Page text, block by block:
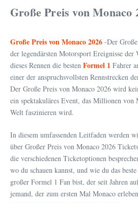
Große Preis von Monaco
Große Preis von Monaco 2026 -Der
der legendärsten Motorsport Ereignisse der
dieses Rennen die besten Formel 1 Fahrer
einer der anspruchsvollsten Rennstrecken
Der Große Preis von Monaco 2026 wird
ein spektakuläres Event, das Millionen von
Welt faszinieren wird.
In diesem umfassenden Leitfaden werden
über Großer Preis von Monaco 2026
die verschiedenen Ticketoptionen
wo du schauen kannst, und wie du das
großer Formel 1 Fan bist, der seit Jahren
jemand, der zum ersten Mal Monaco